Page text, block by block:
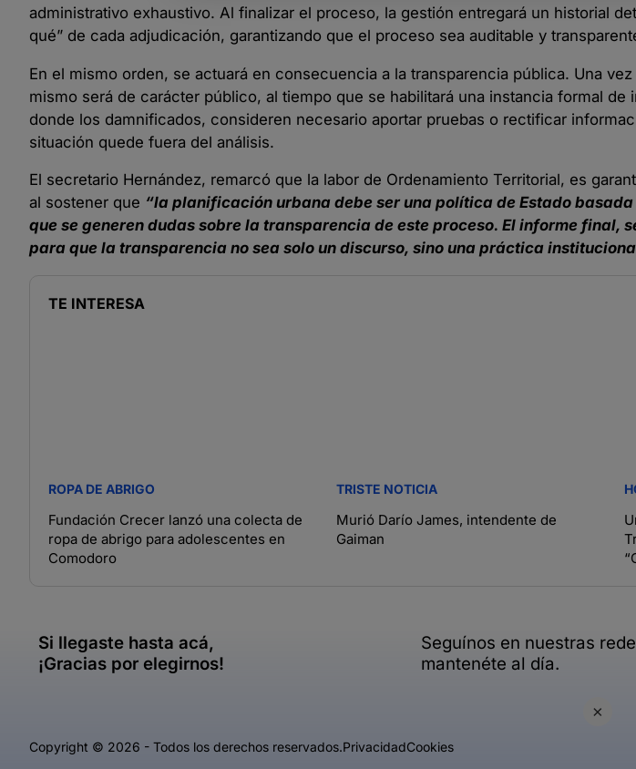
×
administrativo exhaustivo. Al finalizar el proceso, la gestión entregará un historial
qué” de cada adjudicación, garantizando que el proceso sea auditable y
En el mismo orden, se actuará en consecuencia a la transparencia pública. Una
mismo será de carácter público, al tiempo que se habilitará una instancia formal de
donde los damnificados, consideren necesario aportar pruebas o rectificar
situación quede fuera del análisis.
El secretario Hernández, remarcó que la labor de Ordenamiento Territorial, es
al sostener que “la planificación urbana debe ser una política de Estado
que se generen dudas sobre la transparencia de este proceso. El informe final,
para que la transparencia no sea solo un discurso, sino una práctica
TE INTERESA
ROPA DE ABRIGO
Fundación Crecer lanzó una colecta de
ropa de abrigo para adolescentes en
Comodoro
TRISTE NOTICIA
Murió Darío James, intendente de
Gaiman
Si llegaste hasta acá,
¡Gracias por elegirnos!
Seguínos en nuestras
mantenéte al día.
Copyright © 2026 - Todos los derechos reservados.PrivacidadCookies